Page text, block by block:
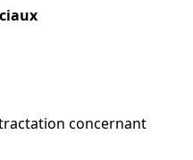
concernant